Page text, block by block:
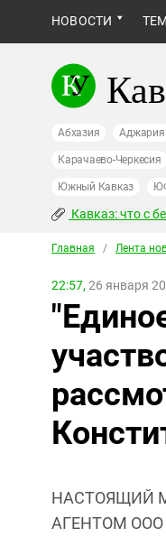
НОВОСТИ
Абхазия Аджария
Карачаево-Черкесия
Южный Кавказ
Кавказ: что с
Главная / Лента
22:57, 26 января
НАСТОЯЩИЙ
АГЕНТОМ